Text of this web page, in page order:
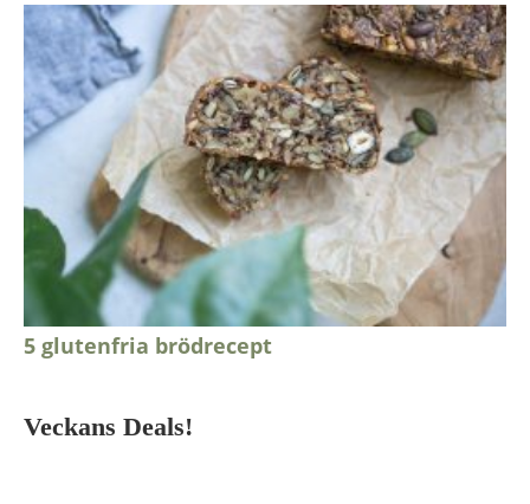
5 glutenfria brödrecept
Veckans Deals!